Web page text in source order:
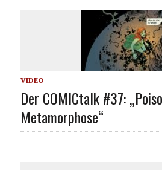
VIDEO
Der COMICtalk #37:
Metamorphose“